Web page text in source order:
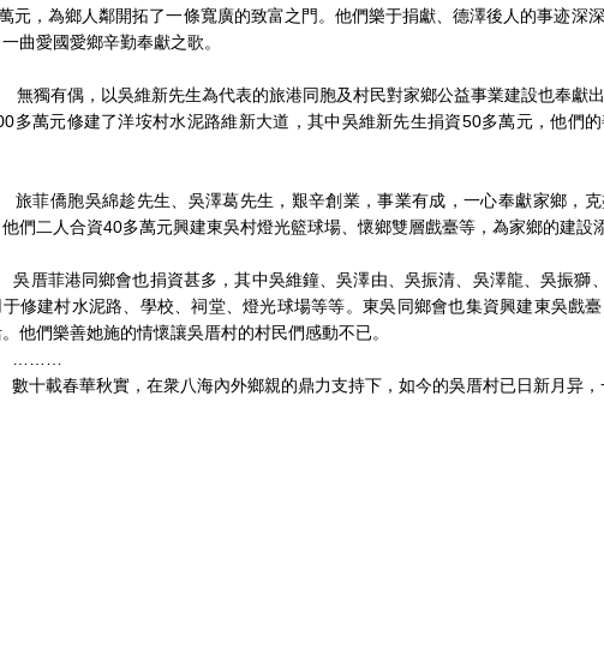
元，為鄉人鄰開拓了一條寬廣的致富之門。他們樂于捐獻、德澤後人的事迹深
曲愛國愛鄉辛勤奉獻之歌。
有偶，以吳維新先生為代表的旅港同胞及村民對家鄉公益事業建設也奉獻出
多萬元修建了洋垵村水泥路維新大道，其中吳維新先生捐資50多萬元，他們
僑胞吳綿趁先生、吳澤葛先生，艱辛創業，事業有成，一心奉獻家鄉，克
們二人合資40多萬元興建東吳村燈光籃球場、懷鄉雙層戲臺等，為家鄉的建設
菲港同鄉會也捐資甚多，其中吳維鐘、吳澤由、吳振清、吳澤龍、吳振獅
于修建村水泥路、學校、祠堂、燈光球場等等。東吳同鄉會也集資興建東吳戲
他們樂善她施的情懷讓吳厝村的村民們感動不已。
載春華秋實，在衆八海內外鄉親的鼎力支持下，如今的吳厝村已日新月异，